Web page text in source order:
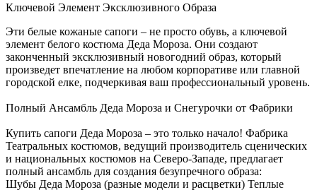
Ключевой Элемент Эксклюзивного Образа
Эти белые кожаные сапоги – не просто обувь, а ключевой
элемент белого костюма Деда Мороза. Они создают
законченный эксклюзивный новогодний образ, который
произведет впечатление на любом корпоративе или главной
городской елке, подчеркивая ваш профессиональный уровень.
Полный Ансамбль Деда Мороза и Снегурочки от Фабрики
Купить сапоги Деда Мороза – это только начало! Фабрика
Театральных костюмов, ведущий производитель сценических
и национальных костюмов на Северо-Западе, предлагает
полный ансамбль для создания безупречного образа:
Шубы Деда Мороза (разные модели и расцветки) Теплые